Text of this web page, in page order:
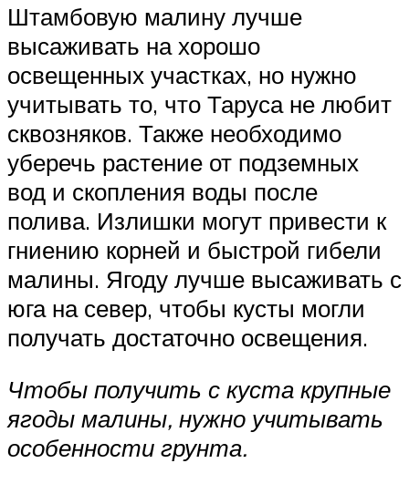
Штамбовую малину лучше
высаживать на хорошо
освещенных участках, но нужно
учитывать то, что Таруса не любит
сквозняков. Также необходимо
уберечь растение от подземных
вод и скопления воды после
полива. Излишки могут привести к
гниению корней и быстрой гибели
малины. Ягоду лучше высаживать с
юга на север, чтобы кусты могли
получать достаточно освещения.
Чтобы получить с куста крупные
ягоды малины, нужно учитывать
особенности грунта.